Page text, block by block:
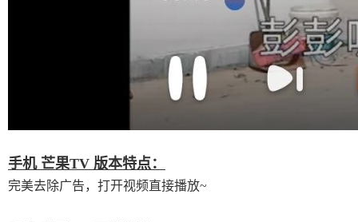
手机 芒果TV 版本特点：
完美去除广告，打开视频直接播放~